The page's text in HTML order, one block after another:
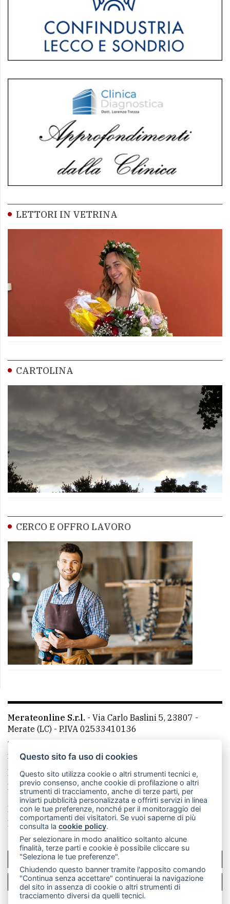
LETTORI IN VETRINA
CARTOLINA
CERCO E OFFRO LAVORO
Merateonline S.r.l. - Via Carlo Baslini 5, 23807 -
Merate (LC) - P.IVA 02533410136
Telefono:
mail: redazione@merateonline.it
La redazione
CasateOnline LeccoOnline
RSS
Made by VIP
Privacy policy
Cookie policy
Rivedi le tue scelte sui cookie
SCRIVICI
PER LA TUA PUBBLICITÀ
Questo sito fa uso di cookies
Questo sito utilizza cookie o altri strumenti tecnici e,
previo consenso, anche cookie di profilazione o altri
strumenti di tracciamento, anche di terze parti, per
inviarti pubblicità personalizzata e offrirti servizi in linea
con le tue preferenze, nonché per il monitoraggio dei
comportamenti dei visitatori. Se vuoi saperne di più
consulta lacookie policy.
Per selezionare in modo analitico soltanto alcune
finalità, terze parti e cookie è possibile cliccare su
"Seleziona le tue preferenze".
Chiudendo questo banner tramite l'apposito comando
"Continua senza accettare" continuerai la navigazione
del sito in assenza di cookie o altri strumenti di
tracciamento diversi da quelli tecnici.